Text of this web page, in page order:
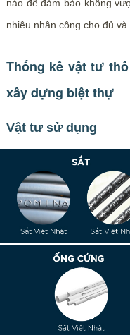
nào để đảm bảo không
nhiêu nhân công cho đủ
Thống kê vật tư
xây dựng biệt thự
Vật tư sử dụng